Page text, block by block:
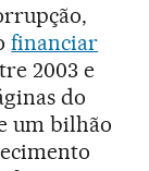
financiar
2003 e
do
um bilhão